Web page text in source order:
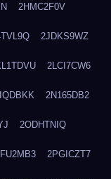
2HMC2F0V
2JDKS9WZ
2LCI7CW6
2N165DB2
2ODHTNIQ
2PGICZT7